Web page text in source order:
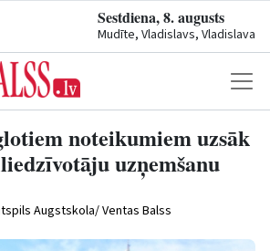
Sestdiena, 8. augusts
Mudīte, Vladislavs, Vladislava
noteikumiem uzsāk
uzņemšanu
Augstskola/ Ventas Balss